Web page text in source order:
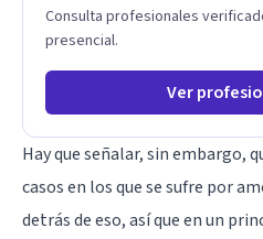
Consulta profesionales
presencial.
Ver
Hay que señalar, sin embargo,
casos en los que se sufre por
detrás de eso, así que en un